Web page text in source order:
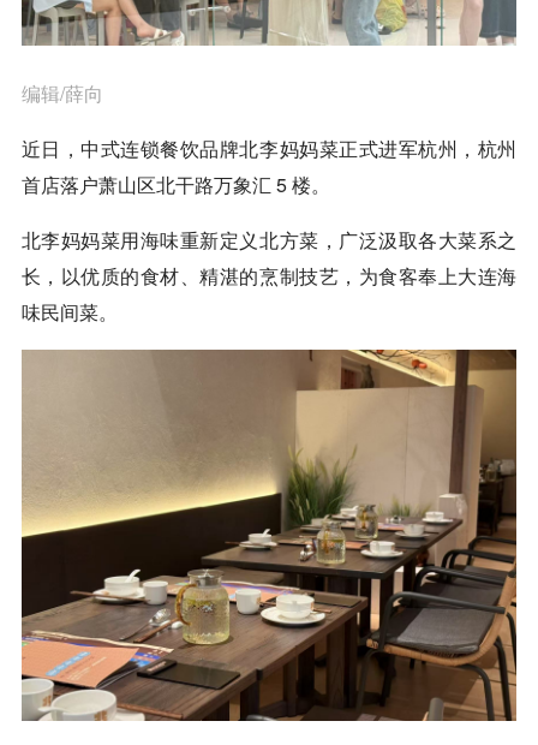
编辑/薛向
近日，中式连锁餐饮品牌北李妈妈菜正式进军杭州，杭州
首店落户萧山区北干路万象汇 5 楼。
北李妈妈菜用海味重新定义北方菜，广泛汲取各大菜系之
长，以优质的食材、精湛的烹制技艺，为食客奉上大连海
味民间菜。